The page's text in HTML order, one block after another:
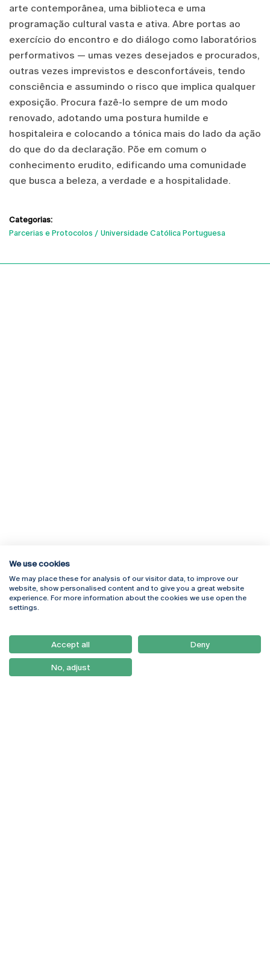
arte contemporânea, uma biblioteca e uma
programação cultural vasta e ativa. Abre portas ao
exercício do encontro e do diálogo como laboratórios
performativos — umas vezes desejados e procurados,
outras vezes imprevistos e desconfortáveis, tendo
consciência e assumindo o risco que implica qualquer
exposição. Procura fazê-lo sempre de um modo
renovado, adotando uma postura humilde e
hospitaleira e colocando a tónica mais do lado da ação
do que do da declaração. Põe em comum o
conhecimento erudito, edificando uma comunidade
que busca a beleza, a verdade e a hospitalidade.
Categorias:
Parcerias e Protocolos
Universidade Católica Portuguesa
Rua Diogo Botelho 1327
4169-005 Porto
+351 226 196 240
Campus Online
Webmail
Como Chegar
Newsletter
We use cookies
We may place these for analysis of our visitor data, to improve our
website, show personalised content and to give you a great website
experience. For more information about the cookies we use open the
settings.
Accept all Deny
No, adjust